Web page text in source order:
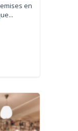
en